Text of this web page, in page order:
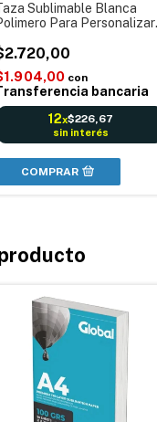
Sublimable Blanca
Para Personalizar
con
bancaria
12x$226,67
sin interés
COMPRAR